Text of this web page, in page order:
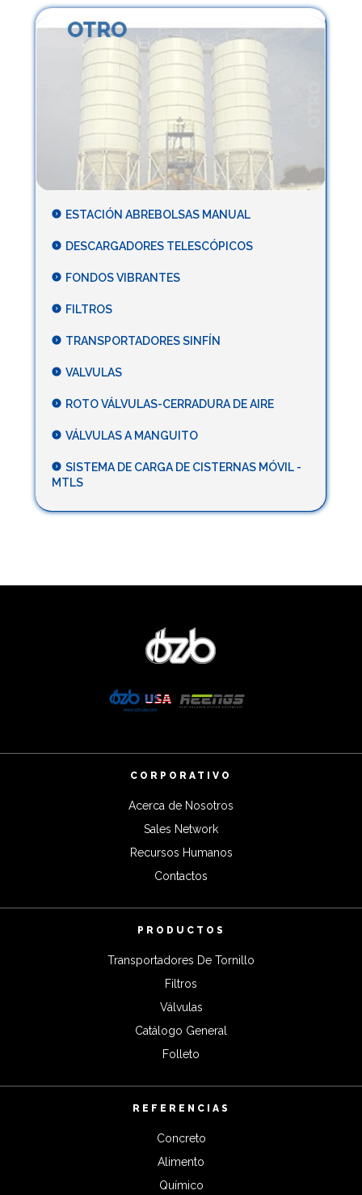
ESTACIÓN ABREBOLSAS MANUAL
DESCARGADORES TELESCÓPICOS
FONDOS VIBRANTES
FILTROS
TRANSPORTADORES SINFÍN
VALVULAS
ROTO VÁLVULAS-CERRADURA DE AIRE
VÁLVULAS A MANGUITO
SISTEMA DE CARGA DE CISTERNAS MÓVIL -
MTLS
CORPORATIVO
Acerca de Nosotros
Sales Network
Recursos Humanos
Contactos
PRODUCTOS
Transportadores De Tornillo
Filtros
Válvulas
Catálogo General
Folleto
REFERENCIAS
Concreto
Alimento
Químico